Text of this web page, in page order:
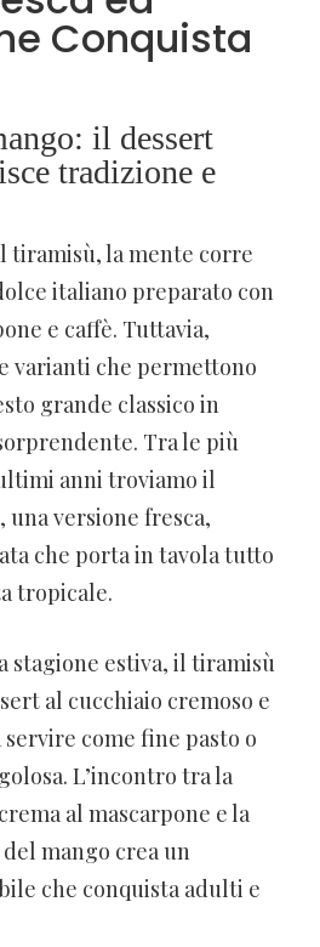
Conquista
il dessert
tradizione e
tiramisù, la mente corre
italiano preparato con
e caffè. Tuttavia,
varianti che permettono
grande classico in
Tra le più
anni troviamo il
versione fresca,
che porta in tavola tutto
tropicale.
stagione estiva, il tiramisù
al cucchiaio cremoso e
come fine pasto o
L’incontro tra la
al mascarpone e la
mango crea un
che conquista adulti e